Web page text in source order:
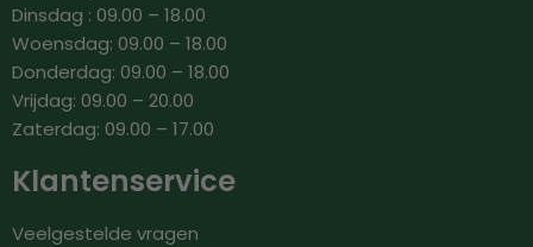
Dinsdag : 09.00 – 18.00
Woensdag: 09.00 – 18.00
Donderdag: 09.00 – 18.00
Vrijdag: 09.00 – 20.00
Zaterdag: 09.00 – 17.00
Klantenservice
Veelgestelde vragen